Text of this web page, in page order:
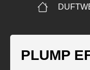
PLUMP